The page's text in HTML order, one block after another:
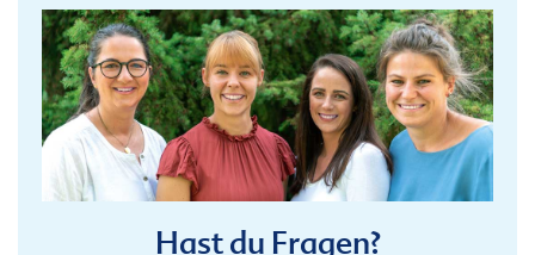
Hast du Fragen?